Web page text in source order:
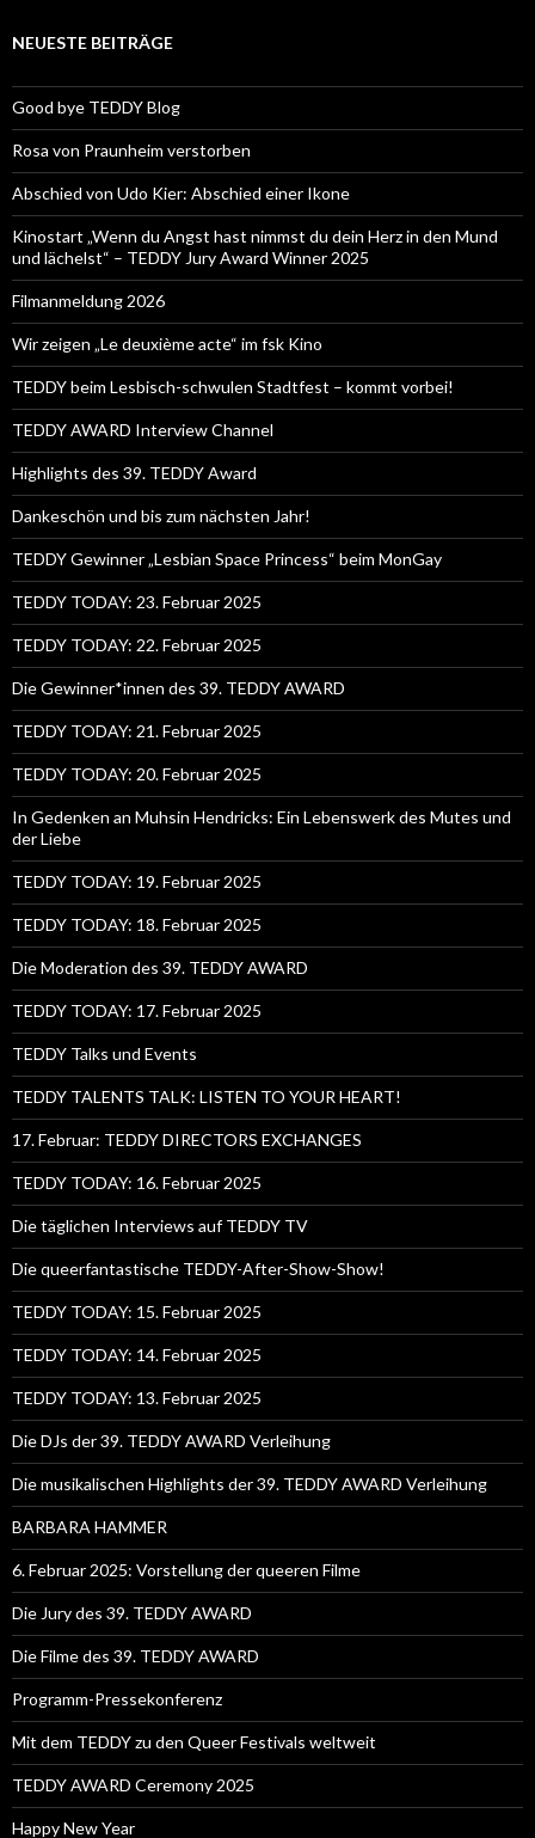
NEUESTE BEITRÄGE
Good bye TEDDY Blog
Rosa von Praunheim verstorben
Abschied von Udo Kier: Abschied einer Ikone
Kinostart „Wenn du Angst hast nimmst du dein Herz in den Mund
und lächelst“ – TEDDY Jury Award Winner 2025
Filmanmeldung 2026
Wir zeigen „Le deuxième acte“ im fsk Kino
TEDDY beim Lesbisch-schwulen Stadtfest – kommt vorbei!
TEDDY AWARD Interview Channel
Highlights des 39. TEDDY Award
Dankeschön und bis zum nächsten Jahr!
TEDDY Gewinner „Lesbian Space Princess“ beim MonGay
TEDDY TODAY: 23. Februar 2025
TEDDY TODAY: 22. Februar 2025
Die Gewinner*innen des 39. TEDDY AWARD
TEDDY TODAY: 21. Februar 2025
TEDDY TODAY: 20. Februar 2025
In Gedenken an Muhsin Hendricks: Ein Lebenswerk des Mutes und
der Liebe
TEDDY TODAY: 19. Februar 2025
TEDDY TODAY: 18. Februar 2025
Die Moderation des 39. TEDDY AWARD
TEDDY TODAY: 17. Februar 2025
TEDDY Talks und Events
TEDDY TALENTS TALK: LISTEN TO YOUR HEART!
17. Februar: TEDDY DIRECTORS EXCHANGES
TEDDY TODAY: 16. Februar 2025
Die täglichen Interviews auf TEDDY TV
Die queerfantastische TEDDY-After-Show-Show!
TEDDY TODAY: 15. Februar 2025
TEDDY TODAY: 14. Februar 2025
TEDDY TODAY: 13. Februar 2025
Die DJs der 39. TEDDY AWARD Verleihung
Die musikalischen Highlights der 39. TEDDY AWARD Verleihung
BARBARA HAMMER
6. Februar 2025: Vorstellung der queeren Filme
Die Jury des 39. TEDDY AWARD
Die Filme des 39. TEDDY AWARD
Programm-Pressekonferenz
Mit dem TEDDY zu den Queer Festivals weltweit
TEDDY AWARD Ceremony 2025
Happy New Year